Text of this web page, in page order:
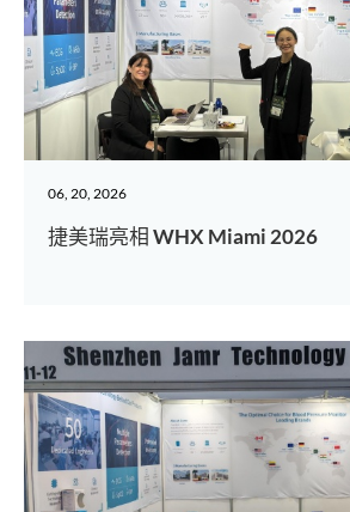
06, 20, 2026
捷美瑞亮相 WHX Miami 2026